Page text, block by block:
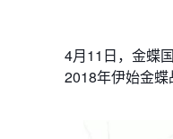
4月11日，金蝶
2018年伊始金